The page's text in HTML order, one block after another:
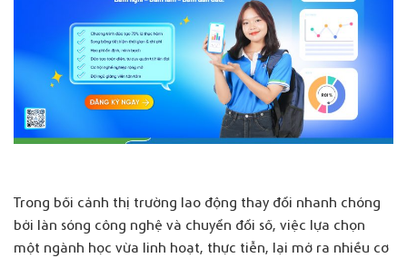
Trong bối cảnh thị trường lao động thay đổi nhanh chóng
bởi làn sóng công nghệ và chuyển đổi số, việc lựa chọn
một ngành học vừa linh hoạt, thực tiễn, lại mở ra nhiều cơ